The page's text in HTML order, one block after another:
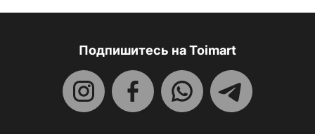
Подпишитесь на Toimart